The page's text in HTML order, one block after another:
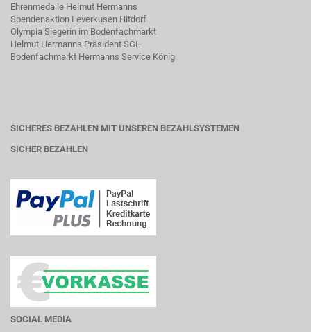
Ehrenmedaile Helmut Hermanns
Spendenaktion Leverkusen Hitdorf
Olympia Siegerin im Bodenfachmarkt
Helmut Hermanns Präsident SGL
Bodenfachmarkt Hermanns Service König
SICHERES BEZAHLEN MIT UNSEREN BEZAHLSYSTEMEN
SICHER BEZAHLEN
SOCIAL MEDIA